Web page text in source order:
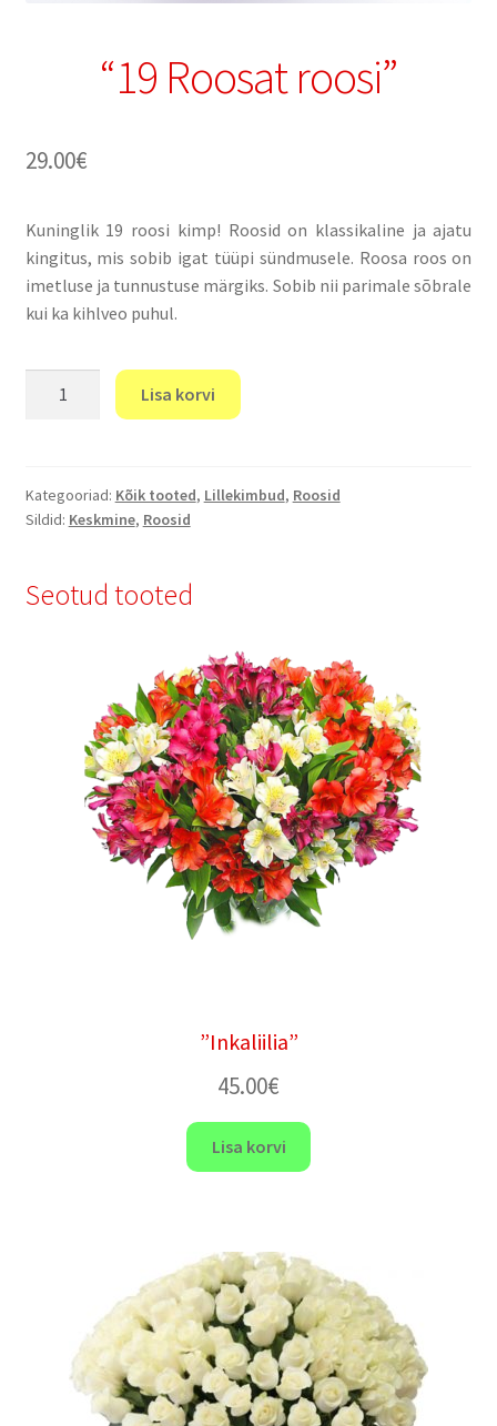
“19 Roosat roosi”
29.00€
Kuninglik 19 roosi kimp! Roosid on klassikaline ja ajatu
kingitus, mis sobib igat tüüpi sündmusele. Roosa roos on
imetluse ja tunnustuse märgiks. Sobib nii parimale sõbrale
kui ka kihlveo puhul.
Lisa korvi
Kategooriad: Kõik tooted, Lillekimbud, Roosid
Sildid: Keskmine, Roosid
Seotud tooted
”Inkaliilia”
45.00€
Lisa korvi